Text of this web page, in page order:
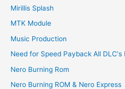
Mirillis Splash
MTK Module
Music Production
Need for Speed Payback All DLC's
Nero Burning Rom
Nero Burning ROM & Nero Express